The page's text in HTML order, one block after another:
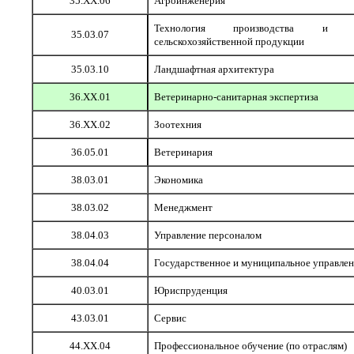
35.03.07
Технология производства и
сельскохозяйственной продукции
35.03.10 Ландшафтная архитектура
36.ХХ.01 Ветеринарно-санитарная экспертиза
36.ХХ.02 Зоотехния
36.05.01 Ветеринария
38.03.01 Экономика
38.03.02 Менеджмент
38.04.03 Управление персоналом
38.04.04 Государственное и муниципальное
40.03.01 Юриспруденция
43.03.01 Сервис
44.XX.04 Профессиональное обучение (по отраслям)